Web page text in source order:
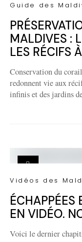
Guide des
MALDIVES :
LES RÉCIFS
Conservation du
redonnent vie aux
infinis et des jardins
Vidéos des
ÉCHAPPÉES
EN VIDÉO.
Voici le dernier